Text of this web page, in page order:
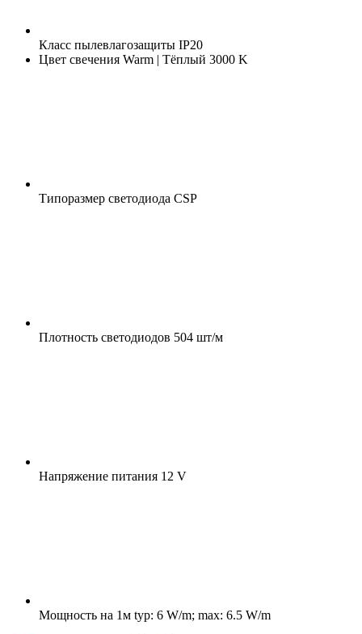
Класс пылевлагозащиты IP20
Цвет свечения Warm | Тёплый 3000 K
Типоразмер светодиода CSP
Плотность светодиодов 504 шт/м
Напряжение питания 12 V
Мощность на 1м typ: 6 W/m; max: 6.5 W/m